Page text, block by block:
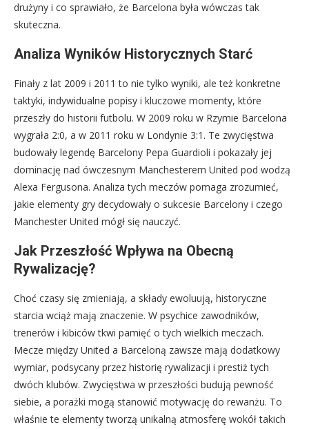
drużyny i co sprawiało, że Barcelona była wówczas tak
skuteczna.
Analiza Wyników Historycznych Starć
Finały z lat 2009 i 2011 to nie tylko wyniki, ale też konkretne
taktyki, indywidualne popisy i kluczowe momenty, które
przeszły do historii futbolu. W 2009 roku w Rzymie Barcelona
wygrała 2:0, a w 2011 roku w Londynie 3:1. Te zwycięstwa
budowały legendę Barcelony Pepa Guardioli i pokazały jej
dominację nad ówczesnym Manchesterem United pod wodzą
Alexa Fergusona. Analiza tych meczów pomaga zrozumieć,
jakie elementy gry decydowały o sukcesie Barcelony i czego
Manchester United mógł się nauczyć.
Jak Przeszłość Wpływa na Obecną
Rywalizację?
Choć czasy się zmieniają, a składy ewoluują, historyczne
starcia wciąż mają znaczenie. W psychice zawodników,
trenerów i kibiców tkwi pamięć o tych wielkich meczach.
Mecze między United a Barceloną zawsze mają dodatkowy
wymiar, podsycany przez historię rywalizacji i prestiż tych
dwóch klubów. Zwycięstwa w przeszłości budują pewność
siebie, a porażki mogą stanowić motywację do rewanżu. To
właśnie te elementy tworzą unikalną atmosferę wokół takich